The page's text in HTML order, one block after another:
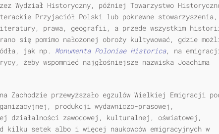
Wydział Historyczny, później Towarzystwo
Przyjaciół Polski lub pokrewne stowarzyszenia,
prawa, geografii, a przede wszystkim
się pomimo nałożonej obroży kultywować, gdzie
jak np. Monumenta Poloniae Historica, na
żeby wspomnieć najgłośniejsze nazwiska Joachima
Zachodzie przewyższało egzulów Wielkiej Emigracji
produkcji wydawniczo-prasowej,
działalności zawodowej, kulturalnej, oświatowej,
setek albo i więcej naukowców emigracyjnych w